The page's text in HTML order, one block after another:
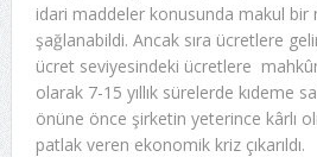
idari maddeler konusunda makul bir
şağlanabildi. Ancak sıra ücretlere
ücret seviyesindeki ücretlere
olarak 7-15 yıllık sürelerde kıdeme
önüne önce şirketin yeterince kârlı
patlak veren ekonomik kriz çıkarıldı.